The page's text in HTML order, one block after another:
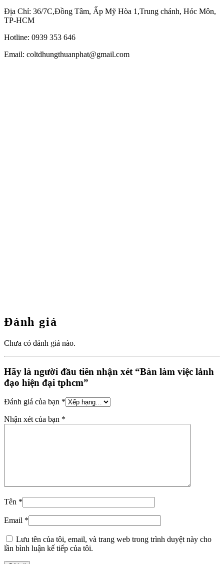
Địa Chỉ: 36/7C,Đồng Tâm, Ấp Mỹ Hòa 1,Trung chánh, Hóc Môn,
TP-HCM
Hotline: 0939 353 646
Email: coltdhungthuanphat@gmail.com
Đánh giá
Chưa có đánh giá nào.
Hãy là người đầu tiên nhận xét “Bàn làm việc lảnh
đạo hiện đại tphcm”
Đánh giá của bạn *
Nhận xét của bạn *
Tên *
Email *
Lưu tên của tôi, email, và trang web trong trình duyệt này cho
lần bình luận kế tiếp của tôi.